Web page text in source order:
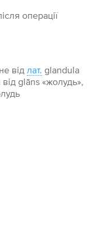
операції
від лат. glandula
glāns «жолудь»,